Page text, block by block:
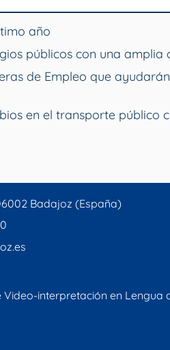
año
públicos con una
de Empleo que
en el transporte público
Badajoz (España)
Video-interpretación en Lengua